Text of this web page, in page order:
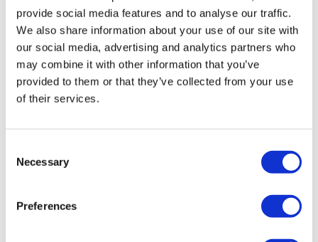
provide social media features and to analyse our traffic.
We also share information about your use of our site with
our social media, advertising and analytics partners who
may combine it with other information that you’ve
provided to them or that they’ve collected from your use
of their services.
Selection
Necessary
Preferences
Bypass Gastrico Turchia
Odontoiatria Turchia
BBL Turchia
Trapianto Capelli Turchia
Chirurgia Plastica Turchia
Hollywood Smile Turchia
All-on-6 Turchia
Six Pack Turchia
Luna Clinic Turkey
YeahSmile